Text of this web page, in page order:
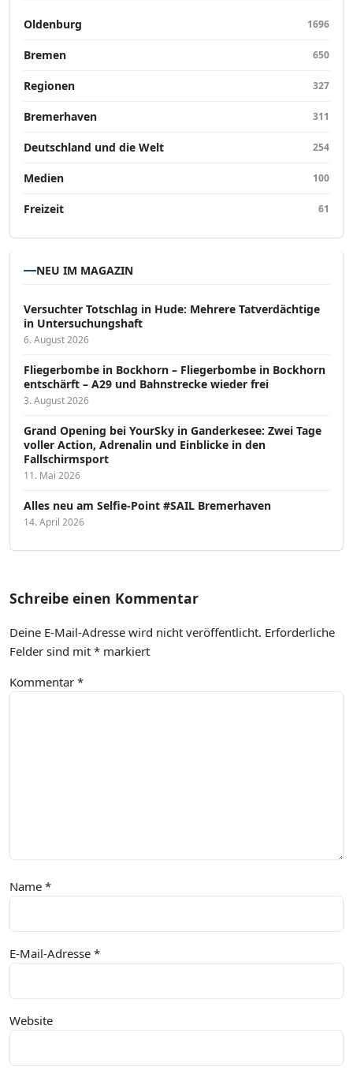
Oldenburg 1696
Bremen 650
Regionen 327
Bremerhaven 311
Deutschland und die Welt 254
Medien 100
Freizeit 61
NEU IM MAGAZIN
Versucht­er Totschlag in Hude: Mehrere Tatverdächtige
in Untersuchungshaft
6. August 2026
Fliegerbombe in Bockhorn – Fliegerbombe in Bockhorn
entschärft – A29 und Bahnstrecke wieder frei
3. August 2026
Grand Opening bei YourSky in Ganderkesee: Zwei Tage
voller Action, Adrenalin und Einblicke in den
Fallschirmsport
11. Mai 2026
Alles neu am Selfie-Point #SAIL Bremerhaven
14. April 2026
Schreibe einen Kommentar
Deine E-Mail-Adresse wird nicht veröffentlicht. Erforderliche
Felder sind mit * markiert
Kommentar *
Name *
E-Mail-Adresse *
Website